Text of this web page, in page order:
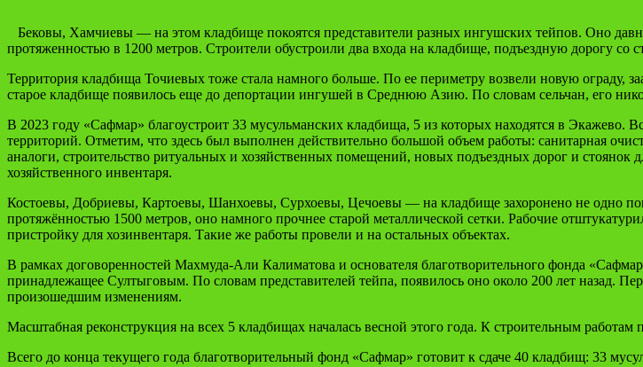
Бековы, Хамчиевы — на этом кладбище покоятся представители разных ингушских тейпов. Оно
протяженностью в 1200 метров. Строители обустроили два входа на кладбище, подъездную дорогу со
Территория кладбища Точиевых тоже стала намного больше. По ее периметру возвели новую ограду,
старое кладбище появилось еще до депортации ингушей в Среднюю Азию. По словам сельчан, его
В 2023 году «Сафмар» благоустроит 33 мусульманских кладбища, 5 из которых находятся в Экажево.
территорий. Отметим, что здесь был выполнен действительно большой объем работы: санитарная
аналоги, строительство ритуальных и хозяйственных помещений, новых подъездных дорог и стоянок
хозяйственного инвентаря.
Костоевы, Добриевы, Картоевы, Шанхоевы, Сурхоевы, Цечоевы — на кладбище захоронено не одно
протяжённостью 1500 метров, оно намного прочнее старой металлической сетки. Рабочие
пристройку для хозинвентаря. Такие же работы провели и на остальных объектах.
В рамках договоренностей Махмуда-Али Калиматова и основателя благотворительного фонда «Сафмар
принадлежащее Султыговым. По словам представителей тейпа, появилось оно около 200 лет назад.
произошедшим изменениям.
Масштабная реконструкция на всех 5 кладбищах началась весной этого года. К строительным работам
Всего до конца текущего года благотворительный фонд «Сафмар» готовит к сдаче 40 кладбищ: 33